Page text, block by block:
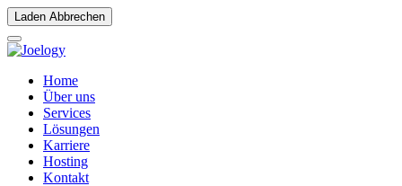
Laden Abbrechen
Home
Über uns
Services
Lösungen
Karriere
Hosting
Kontakt